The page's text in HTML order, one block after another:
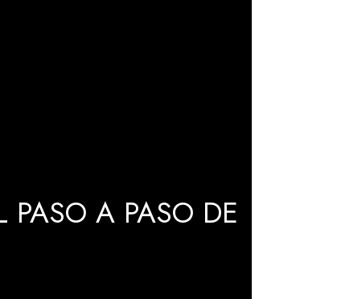
PASO A PASO DE